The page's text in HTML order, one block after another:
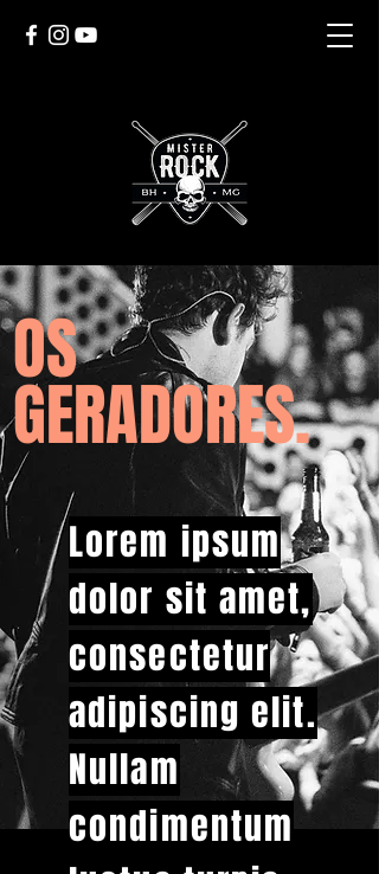
OS
GERADORES.
Lorem ipsum
dolor sit amet,
consectetur
adipiscing elit.
Nullam
condimentum